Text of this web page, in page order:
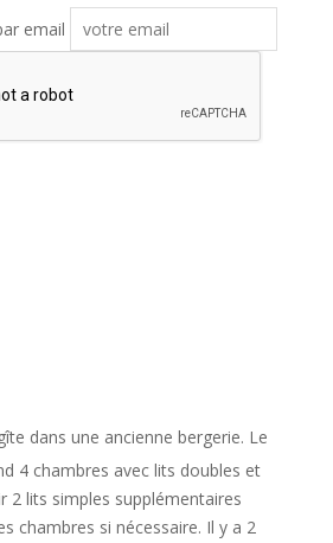
email
dans une ancienne bergerie. Le
4 chambres avec lits doubles et
2 lits simples supplémentaires
chambres si nécessaire. Il y a 2